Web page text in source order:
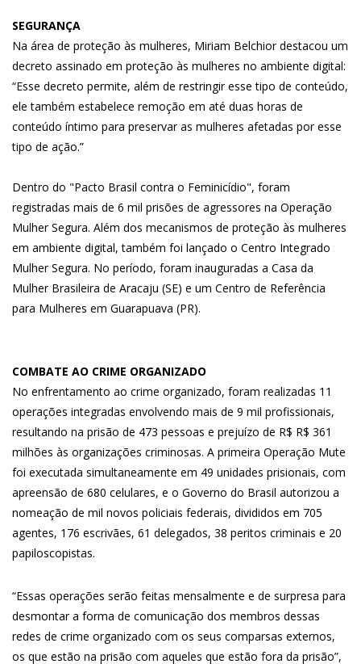
SEGURANÇA
Na área de proteção às mulheres, Miriam Belchior destacou um
decreto assinado em proteção às mulheres no ambiente digital:
“Esse decreto permite, além de restringir esse tipo de conteúdo,
ele também estabelece remoção em até duas horas de
conteúdo íntimo para preservar as mulheres afetadas por esse
tipo de ação.”
Dentro do "Pacto Brasil contra o Feminicídio", foram
registradas mais de 6 mil prisões de agressores na Operação
Mulher Segura. Além dos mecanismos de proteção às mulheres
em ambiente digital, também foi lançado o Centro Integrado
Mulher Segura. No período, foram inauguradas a Casa da
Mulher Brasileira de Aracaju (SE) e um Centro de Referência
para Mulheres em Guarapuava (PR).
COMBATE AO CRIME ORGANIZADO
No enfrentamento ao crime organizado, foram realizadas 11
operações integradas envolvendo mais de 9 mil profissionais,
resultando na prisão de 473 pessoas e prejuízo de R$ R$ 361
milhões às organizações criminosas. A primeira Operação Mute
foi executada simultaneamente em 49 unidades prisionais, com
apreensão de 680 celulares, e o Governo do Brasil autorizou a
nomeação de mil novos policiais federais, divididos em 705
agentes, 176 escrivães, 61 delegados, 38 peritos criminais e 20
papiloscopistas.
“Essas operações serão feitas mensalmente e de surpresa para
desmontar a forma de comunicação dos membros dessas
redes de crime organizado com os seus comparsas externos,
os que estão na prisão com aqueles que estão fora da prisão”,